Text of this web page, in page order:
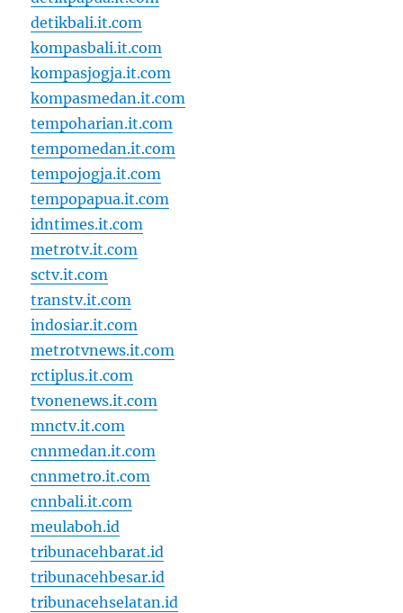
detikbali.it.com
kompasbali.it.com
kompasjogja.it.com
kompasmedan.it.com
tempoharian.it.com
tempomedan.it.com
tempojogja.it.com
tempopapua.it.com
idntimes.it.com
metrotv.it.com
sctv.it.com
transtv.it.com
indosiar.it.com
metrotvnews.it.com
rctiplus.it.com
tvonenews.it.com
mnctv.it.com
cnnmedan.it.com
cnnmetro.it.com
cnnbali.it.com
meulaboh.id
tribunacehbarat.id
tribunacehbesar.id
tribunacehselatan.id